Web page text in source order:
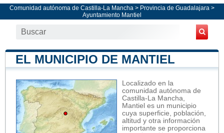
Comunidad autónoma de Castilla-La Mancha > Provincia de Guadalajara >
Ayuntamiento Mantiel
EL MUNICIPIO DE MANTIEL
Localizado en la
comunidad autónoma de
Castilla-La Mancha,
Mantiel es un municipio
cuya superficie, población,
altitud y otra información
importante se proporciona